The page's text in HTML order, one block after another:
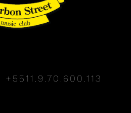
+5511.9.70.600.113